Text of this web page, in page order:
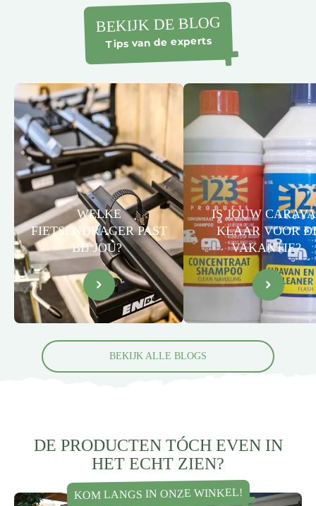
BEKIJK DE BLOG
Tips van de experts
BEKIJK ALLE BLOGS
WELKE
FIETSENDRAGER PAST
BIJ JOU?
IS JOUW
KLAAR VOOR
VAKANTIE?
DE PRODUCTEN TÓCH EVEN IN
HET ECHT ZIEN?
KOM LANGS IN ONZE WINKEL!